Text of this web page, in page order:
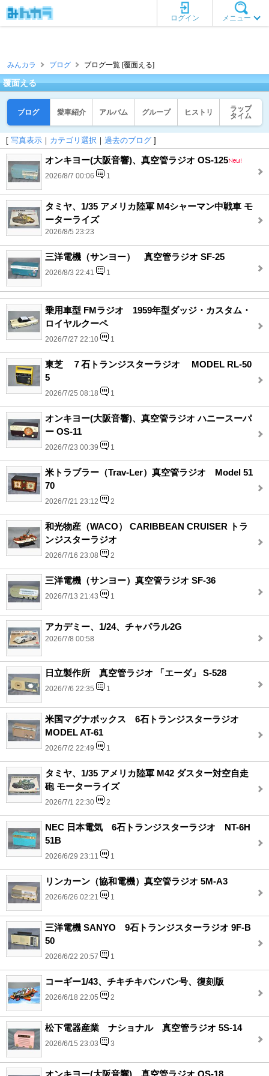
メニュー
ログイン
みんカラ ブログ ブログ一覧 [覆面える]
覆面える
ブログ 愛車紹介 アルバム グループ ヒストリ
ラップ
タイム
[ 写真表示 ｜ カテゴリ選択 ｜ 過去のブログ ]
オンキヨー(大阪音響)、真空管ラジオ OS-125
2026/8/7 00:06 1
タミヤ、1/35 アメリカ陸軍 M4シャーマン中戦車 モ
ーターライズ
2026/8/5 23:23
三洋電機（サンヨー） 真空管ラジオ SF-25
2026/8/3 22:41 1
乗用車型 FMラジオ 1959年型ダッジ・カスタム・
ロイヤルクーペ
2026/7/27 22:10 1
東芝 ７石トランジスターラジオ MODEL RL-50
5
2026/7/25 08:18 1
オンキヨー(大阪音響)、真空管ラジオ ハニースーパ
ー OS-11
2026/7/23 00:39 1
米トラブラー（Trav-Ler）真空管ラジオ Model 51
70
2026/7/21 23:12 2
和光物産（WACO） CARIBBEAN CRUISER トラ
ンジスターラジオ
2026/7/16 23:08 2
三洋電機（サンヨー）真空管ラジオ SF-36
2026/7/13 21:43 1
アカデミー、1/24、チャパラル2G
2026/7/8 00:58
日立製作所 真空管ラジオ 「エーダ」 S-528
2026/7/6 22:35 1
米国マグナボックス 6石トランジスターラジオ
MODEL AT-61
2026/7/2 22:49 1
タミヤ、1/35 アメリカ陸軍 M42 ダスター対空自走
砲 モーターライズ
2026/7/1 22:30 2
NEC 日本電気 6石トランジスターラジオ NT-6H
51B
2026/6/29 23:11 1
リンカーン（協和電機）真空管ラジオ 5M-A3
2026/6/26 02:21 1
三洋電機 SANYO 9石トランジスターラジオ 9F-B
50
2026/6/22 20:57 1
コーギー1/43、チキチキバンバン号、復刻版
2026/6/18 22:05 2
松下電器産業 ナショナル 真空管ラジオ 5S-14
2026/6/15 23:03 3
オンキヨー(大阪音響)、真空管ラジオ OS-18